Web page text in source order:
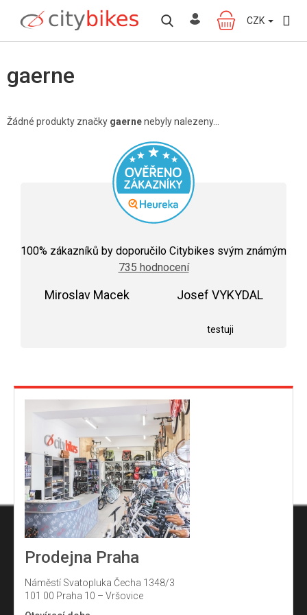
obsah
NÁKUPNÍ
KOŠÍK
CZK
gaerne
Žádné produkty značky gaernenebyly nalezeny...
hodnocení
obchodu
je
100% zákazníků by doporučilo Citybikes svým známým
735 hodnocení
Miroslav Macek Josef VYKYDAL
testuji
Prodejna Praha
Náměstí Svatopluka Čecha 1348/3
101 00 Praha 10 – Vršovice